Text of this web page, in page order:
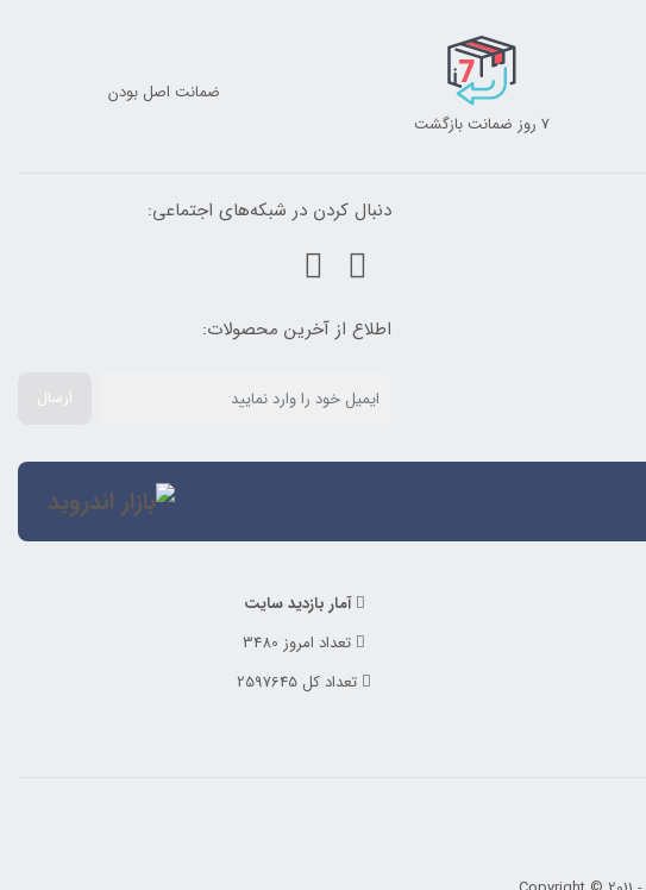
7 روز ضمانت بازگشت
ضمانت اصل بودن
دنبال کردن در شبکه‌های اجتماعی:
اطلاع از آخرین محصولات:
ارسال
آمار بازدید سایت
تعداد امروز 3480
تعداد کل 2597645